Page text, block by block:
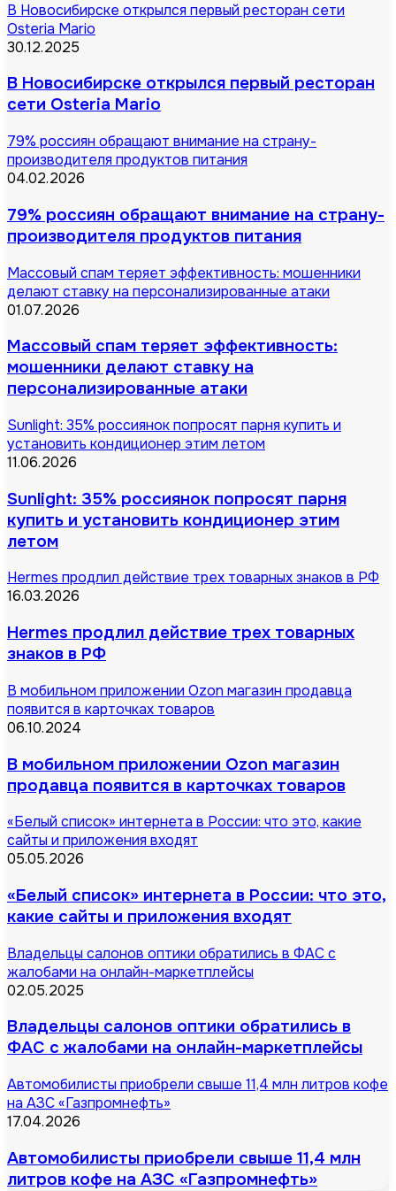
В Новосибирске открылся первый ресторан сети
Osteria Mario
30.12.2025
В Новосибирске открылся первый ресторан
сети Osteria Mario
79% россиян обращают внимание на страну-
производителя продуктов питания
04.02.2026
79% россиян обращают внимание на страну-
производителя продуктов питания
Массовый спам теряет эффективность: мошенники
делают ставку на персонализированные атаки
01.07.2026
Массовый спам теряет эффективность:
мошенники делают ставку на
персонализированные атаки
Sunlight: 35% россиянок попросят парня купить и
установить кондиционер этим летом
11.06.2026
Sunlight: 35% россиянок попросят парня
купить и установить кондиционер этим
летом
Hermes продлил действие трех товарных знаков в РФ
16.03.2026
Hermes продлил действие трех товарных
знаков в РФ
В мобильном приложении Ozon магазин продавца
появится в карточках товаров
06.10.2024
В мобильном приложении Ozon магазин
продавца появится в карточках товаров
«Белый список» интернета в России: что это, какие
сайты и приложения входят
05.05.2026
«Белый список» интернета в России: что это,
какие сайты и приложения входят
Владельцы салонов оптики обратились в ФАС с
жалобами на онлайн-маркетплейсы
02.05.2025
Владельцы салонов оптики обратились в
ФАС с жалобами на онлайн-маркетплейсы
Автомобилисты приобрели свыше 11,4 млн литров кофе
на АЗС «Газпромнефть»
17.04.2026
Автомобилисты приобрели свыше 11,4 млн
литров кофе на АЗС «Газпромнефть»